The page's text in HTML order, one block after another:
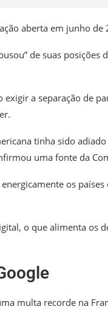
aberta em junho de
de suas
exigir a separação de
tinha sido
uma fonte da
os
o que alimenta os
multa recorde na